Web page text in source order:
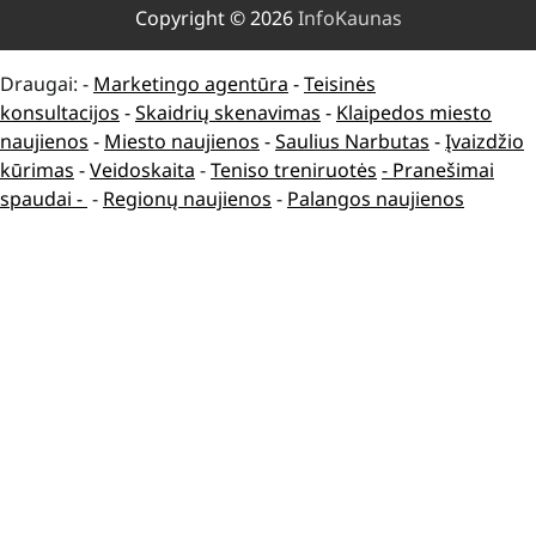
Copyright © 2026InfoKaunas
Draugai: - Marketingo agentūra -Teisinės
konsultacijos -Skaidrių skenavimas - Klaipedos miesto
naujienos - Miesto naujienos -Saulius Narbutas -Įvaizdžio
kūrimas -Veidoskaita -Teniso treniruotės - Pranešimai
spaudai - - Regionų naujienos - Palangos naujienos